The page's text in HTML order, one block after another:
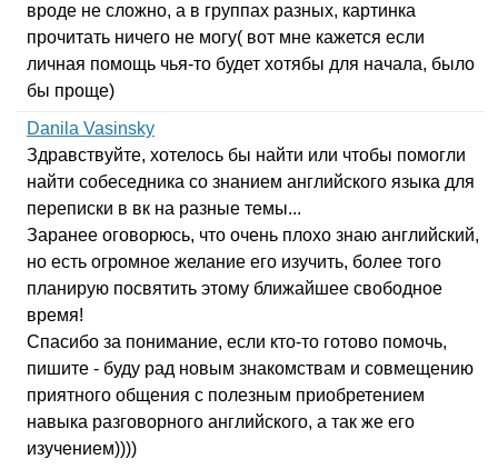
вроде не сложно, а в группах разных, картинка
прочитать ничего не могу( вот мне кажется если
личная помощь чья-то будет хотябы для начала, было
бы проще)
Danila Vasinsky
Здравствуйте, хотелось бы найти или чтобы помогли
найти собеседника со знанием английского языка для
переписки в вк на разные темы...
Заранее оговорюсь, что очень плохо знаю английский,
но есть огромное желание его изучить, более того
планирую посвятить этому ближайшее свободное
время!
Спасибо за понимание, если кто-то готово помочь,
пишите - буду рад новым знакомствам и совмещению
приятного общения с полезным приобретением
навыка разговорного английского, а так же его
изучением))))